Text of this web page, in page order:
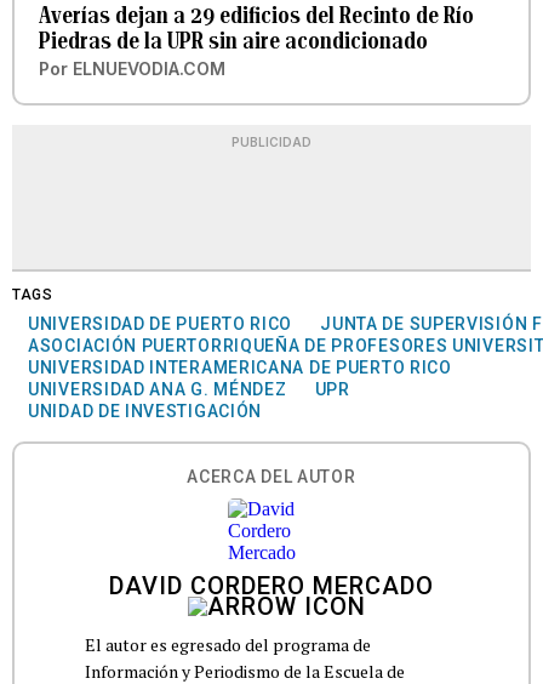
Averías dejan a 29 edificios del Recinto de Río
Piedras de la UPR sin aire acondicionado
Por ELNUEVODIA.COM
PUBLICIDAD
TAGS
UNIVERSIDAD DE PUERTO RICO
JUNTA DE SUPERVISIÓN
ASOCIACIÓN PUERTORRIQUEÑA DE PROFESORES
UNIVERSIDAD INTERAMERICANA DE PUERTO RICO
UNIVERSIDAD ANA G. MÉNDEZ
UPR
UNIDAD DE INVESTIGACIÓN
ACERCA DEL AUTOR
DAVID CORDERO MERCADO
El autor es egresado del programa de
Información y Periodismo de la Escuela de